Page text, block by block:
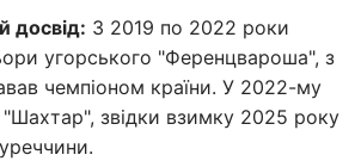
досвід: З 2019 по 2022 роки
угорського "Ференцвароша", з
чемпіоном країни. У 2022-му
звідки взимку 2025 року